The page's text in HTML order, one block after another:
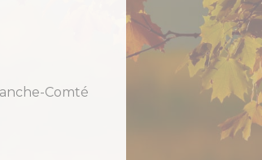
Comté